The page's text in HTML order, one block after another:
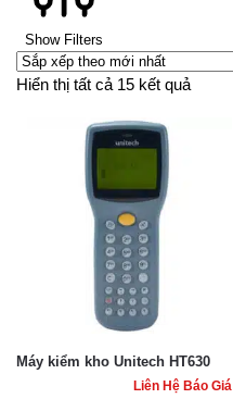
Show Filters
Hiển thị tất cả 15 kết quả
Máy kiểm kho Unitech HT630
Liên Hệ Báo Giá